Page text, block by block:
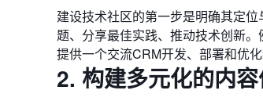
建设技术社区的第一步是明确其定
题、分享最佳实践、推动技术创新
提供一个交流CRM开发、部署和优
2. 构建多元化的内